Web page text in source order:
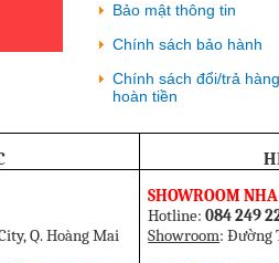
Bảo mật thông tin
Chính sách bảo hành
Chính sách đổi/trả
hoàn tiền
Q. Hoàng Mai
SHOWROOM
Hotline:084 249
Showroom: Đường